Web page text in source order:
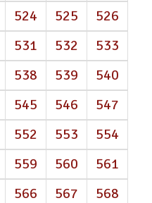
524 525
526
531 532
533
538 539
540
545 546
547
552 553
554
559 560
561
566 567
568